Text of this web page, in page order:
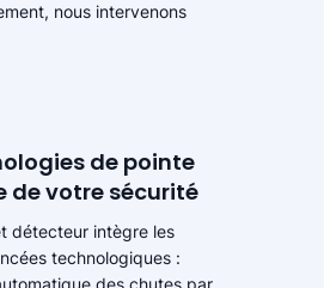
nous intervenons
de pointe
de votre sécurité
détecteur intègre les
technologiques :
des chutes par